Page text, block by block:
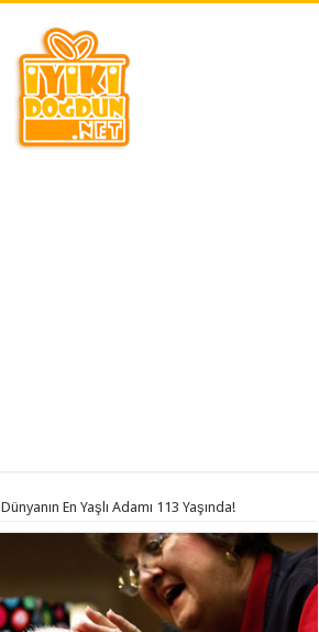
Dünyanın En Yaşlı Adamı 113 Yaşında!